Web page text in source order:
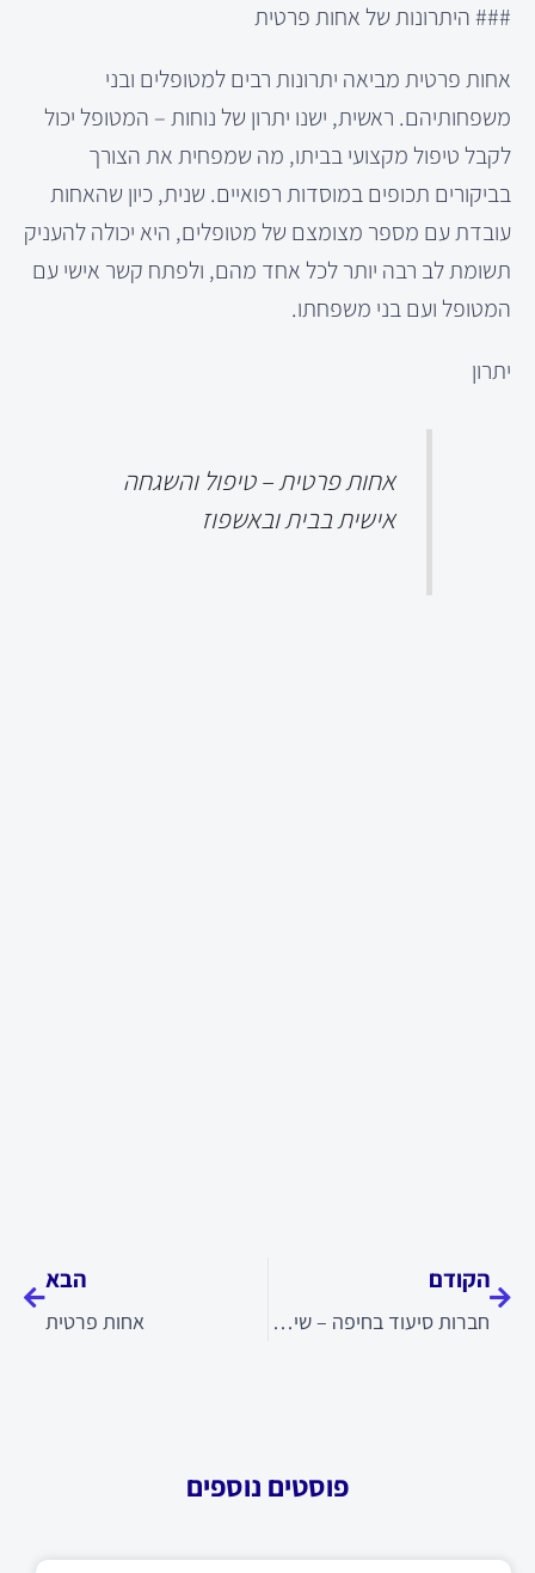
### היתרונות של אחות פרטית
אחות פרטית מביאה יתרונות רבים למטופלים ובני
משפחותיהם. ראשית, ישנו יתרון של נוחות – המטופל יכול
לקבל טיפול מקצועי בביתו, מה שמפחית את הצורך
בביקורים תכופים במוסדות רפואיים. שנית, כיון שהאחות
עובדת עם מספר מצומצם של מטופלים, היא יכולה להעניק
תשומת לב רבה יותר לכל אחד מהם, ולפתח קשר אישי עם
המטופל ועם בני משפחתו.
יתרון
אחות פרטית – טיפול והשגחה
אישית בבית ובאשפוז
הקודם
חברות סיעוד בחיפה – שירותי סיעוד לקשישים ולבני משפחה
הבא
אחות פרטית
פוסטים נוספים